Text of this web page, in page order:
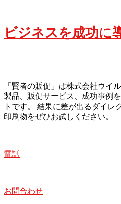
ビジネスを成功に
「賢者の販促」は株式会社ウイ
製品、販促サービス、成功事例
トです。 結果に差が出るダイレ
印刷物をぜひお試しください。
電話
お問合わせ